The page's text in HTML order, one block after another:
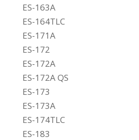
ES-163A
ES-164TLC
ES-171A
ES-172
ES-172A
ES-172A QS
ES-173
ES-173A
ES-174TLC
ES-183